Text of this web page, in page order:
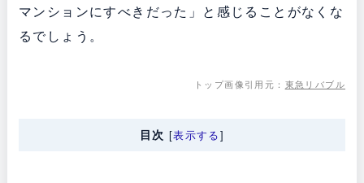
マンションにすべきだった」と感じることがなくな
るでしょう。
トップ画像引用元： 東急リバブル
目次 [表示する